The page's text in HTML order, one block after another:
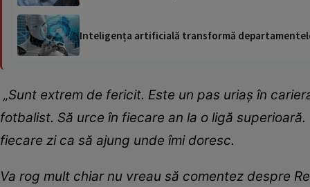
Inteligența artificială transformă
„Sunt extrem de fericit. Este un pas uriaș în
fotbalist. Să urce în fiecare an la o ligă
fiecare zi ca să ajung unde îmi doresc.
Va rog mult chiar nu vreau să comentez despre